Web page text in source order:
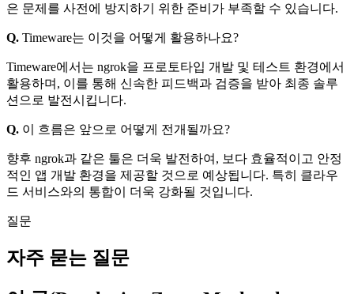
은 문제를 사전에 방지하기 위한 준비가 부족할 수 있습니다.
Q. Timeware는 이것을 어떻게 활용하나요?
Timeware에서는 ngrok을 프로토타입 개발 및 테스트 환경에서
활용하며, 이를 통해 신속한 피드백과 검증을 받아 최종 솔루
션으로 발전시킵니다.
Q. 이 흐름은 앞으로 어떻게 전개될까요?
향후 ngrok과 같은 툴은 더욱 발전하여, 보다 효율적이고 안정
적인 앱 개발 환경을 제공할 것으로 예상됩니다. 특히 클라우
드 서비스와의 통합이 더욱 강화될 것입니다.
질문
자주 묻는 질문